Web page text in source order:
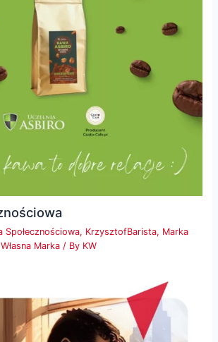
Społecznościowa, KrzysztofBarista, Marka
Własna Marka / By KW